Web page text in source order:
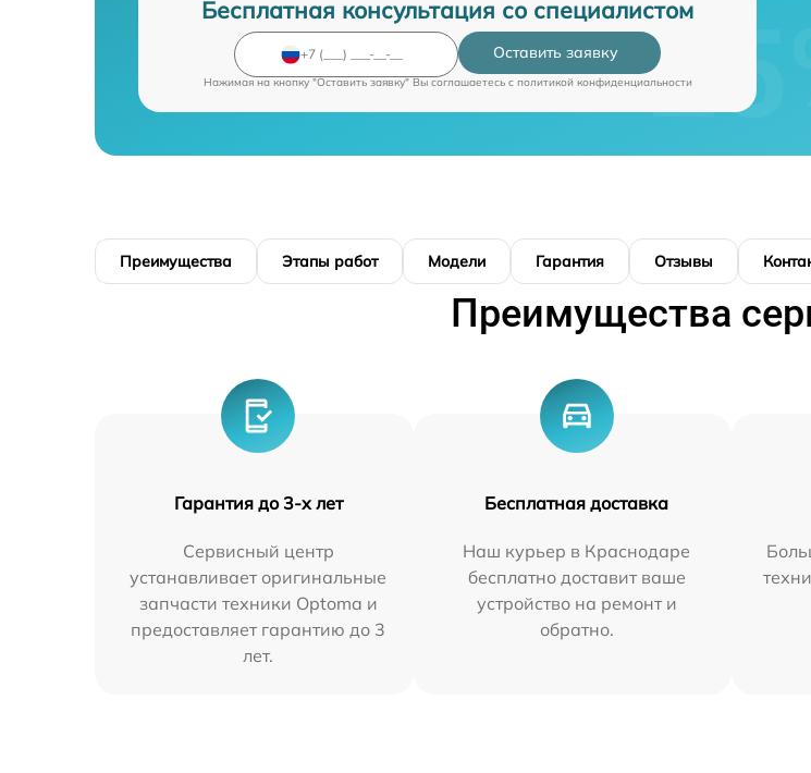
Бесплатная консультация со специалистом
Оставить заявку
Нажимая на кнопку "Оставить заявку" Вы соглашаетесь c политикой конфиденциальности
Преимущества Этапы работ Модели Гарантия Отзывы
Преимущества
Гарантия до 3-х лет
Сервисный центр
устанавливает оригинальные
запчасти техники Optoma и
предоставляет гарантию до 3
лет.
Бесплатная доставка
Наш курьер в Краснодаре
бесплатно доставит ваше
устройство на ремонт и
обратно.